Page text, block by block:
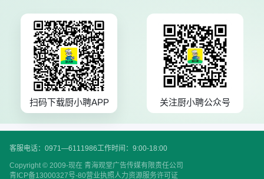
扫码下载厨小聘APP 关注厨小聘公众号
客服电话：0971—6111986工作时间：9:00-18:00
Copyright © 2009-现在 青海观堂广告传媒有限责任公司
青ICP备13000327号-80营业执照人力资源服务许可证